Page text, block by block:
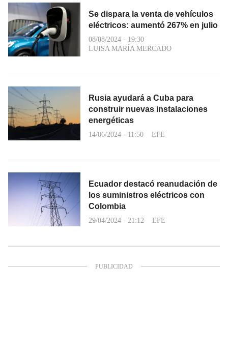
Se dispara la venta de vehículos
eléctricos: aumentó 267% en julio
08/08/2024 - 19:30
LUISA MARÍA MERCADO
Rusia ayudará a Cuba para
construir nuevas instalaciones
energéticas
14/06/2024 - 11:50 EFE
Ecuador destacó reanudación de
los suministros eléctricos con
Colombia
29/04/2024 - 21:12 EFE